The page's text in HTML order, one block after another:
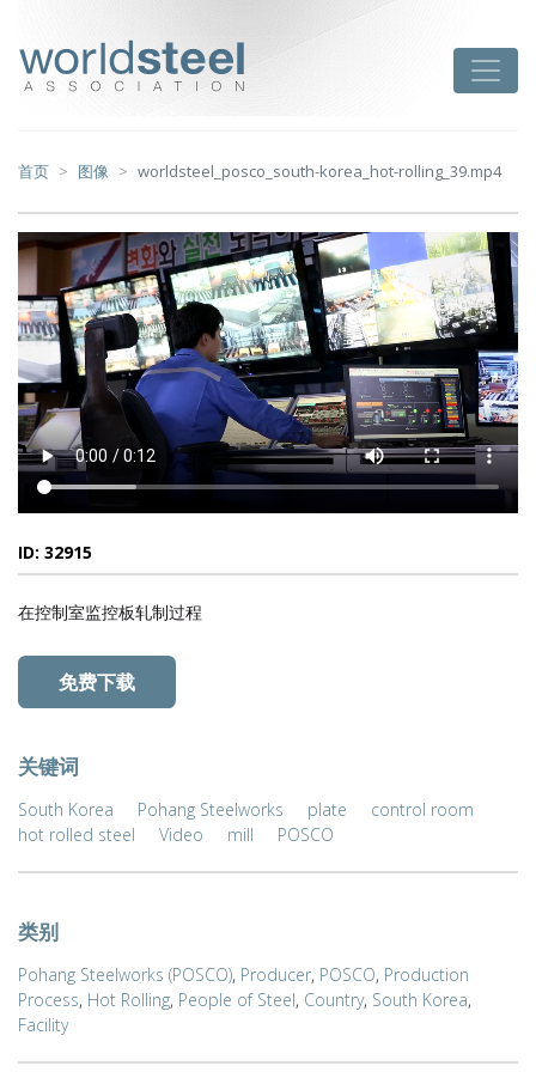
首页 图像 worldsteel_posco_south-korea_hot-rolling_39.mp4
ID: 32915
在控制室监控板轧制过程
免费下载
关键词
South Korea Pohang Steelworks plate
control room
hot rolled steel
Video mill POSCO
类别
Pohang Steelworks (POSCO), Producer, POSCO, Production
Process, Hot Rolling, People of Steel, Country, South Korea,
Facility